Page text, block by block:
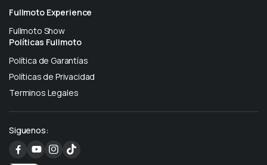
Fullmoto Experience
Fullmoto Show
Políticas Fullmoto
Política de Garantías
Políticas de Privacidad
Terminos Legales
Siguenos: